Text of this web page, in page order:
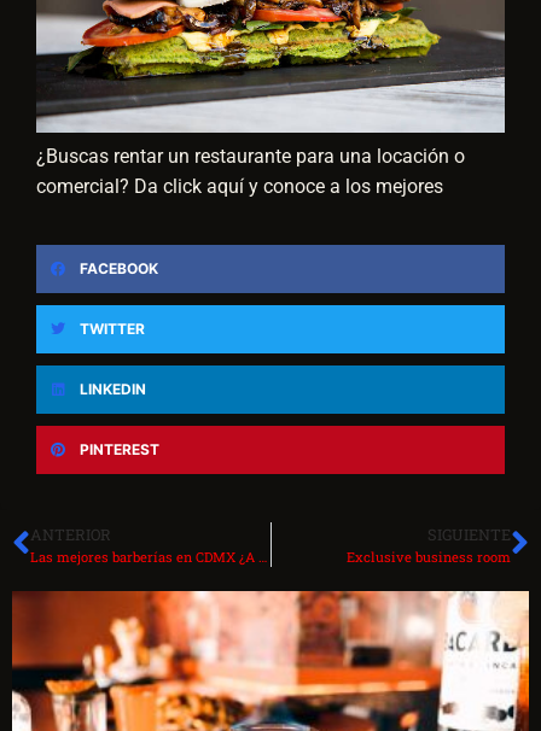
¿Buscas rentar un restaurante para una locación o
comercial? Da click aquí y conoce a los mejores
FACEBOOK
TWITTER
LINKEDIN
PINTEREST
ANTERIOR SIGUIENTE
Exclusive business room